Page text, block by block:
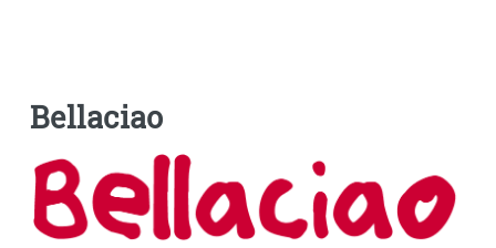
Bellaciao